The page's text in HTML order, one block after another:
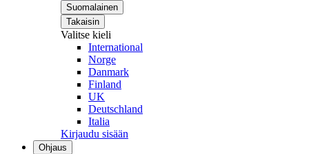
Suomalainen
Takaisin
Valitse kieli
International
Norge
Danmark
Finland
UK
Deutschland
Italia
Kirjaudu sisään
Ohjaus